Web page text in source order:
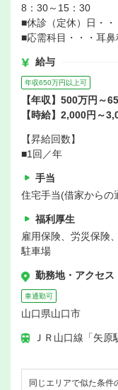
8：30～15：30
■休診（定休）日・・
■応需科目・・・耳
給与
年収650万円以上可
【年収】500万円～
【時給】2,000円～
【昇給回数】
■1回／年
手当
住宅手当(借家からの
福利厚生
雇用保険、労災保険
駐車場
勤務地・アクセス
車通勤可
山口県山口市
ＪＲ山口線「矢原
同じエリアで似た条